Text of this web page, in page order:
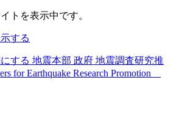
トを表示中です。
する